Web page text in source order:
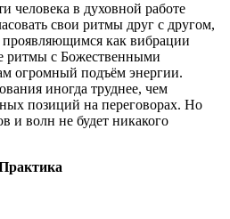
человека в духовной работе
свои ритмы друг с другом,
как вибрации
ритмы с Божественными
огромный подъём энергии.
иногда труднее, чем
позиций на переговорах. Но
и волн не будет никакого